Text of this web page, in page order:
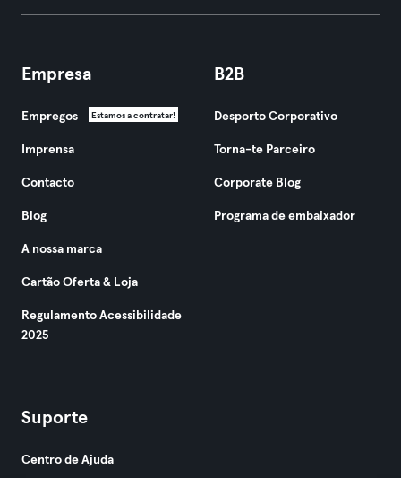
Empresa
Empregos Estamos a contratar!
Imprensa
Contacto
Blog
A nossa marca
Cartão Oferta & Loja
Regulamento Acessibilidade
2025
B2B
Desporto Corporativo
Torna-te Parceiro
Corporate Blog
Programa de embaixador
Suporte
Centro de Ajuda